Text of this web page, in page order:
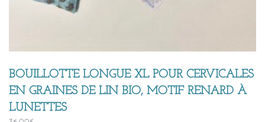
BOUILLOTTE LONGUE XL POUR CERVICALES
EN GRAINES DE LIN BIO, MOTIF RENARD À
LUNETTES